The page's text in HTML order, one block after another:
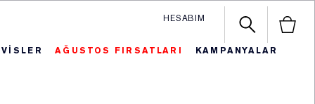
HESABIM
AĞUSTOS FIRSATLARI KAMPANYALAR